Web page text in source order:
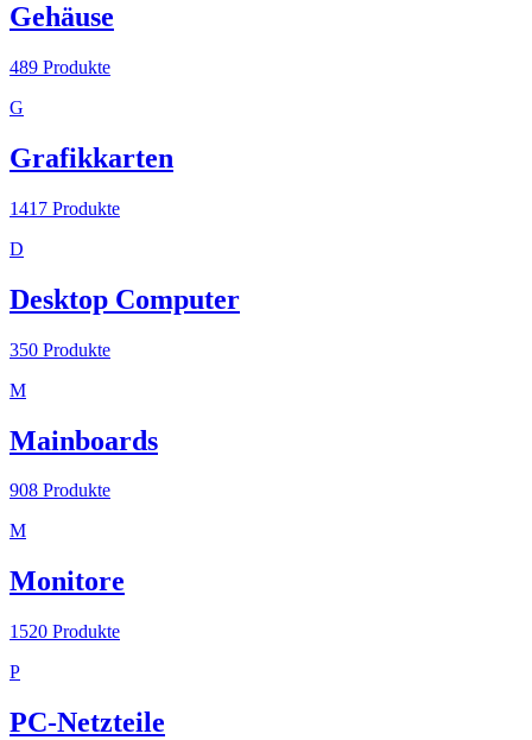
Gehäuse
489 Produkte
G
Grafikkarten
1417 Produkte
D
Desktop Computer
350 Produkte
M
Mainboards
908 Produkte
M
Monitore
1520 Produkte
P
PC-Netzteile